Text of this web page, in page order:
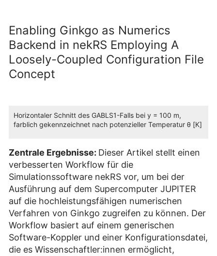
Enabling Ginkgo as Numerics
Backend in nekRS Employing A
Loosely-Coupled Configuration File
Concept
Horizontaler Schnitt des GABLS1-Falls bei y = 100 m,
farblich gekennzeichnet nach potenzieller Temperatur θ [K]
Zentrale Ergebnisse: Dieser Artikel stellt einen
verbesserten Workflow für die
Simulationssoftware nekRS vor, um bei der
Ausführung auf dem Supercomputer JUPITER
auf die hochleistungsfähigen numerischen
Verfahren von Ginkgo zugreifen zu können. Der
Workflow basiert auf einem generischen
Software-Koppler und einer Konfigurationsdatei,
die es Wissenschaftler:innen ermöglicht,